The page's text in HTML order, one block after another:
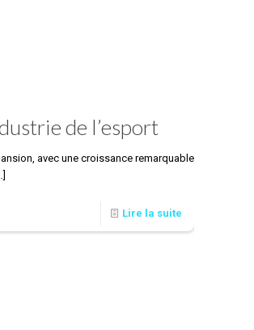
de l’esport
avec une croissance remarquable
Lire la suite